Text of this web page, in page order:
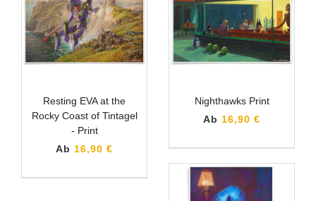
Resting EVA at the
Rocky Coast of Tintagel
- Print
Ab 16,90 €
Nighthawks Print
Ab 16,90 €